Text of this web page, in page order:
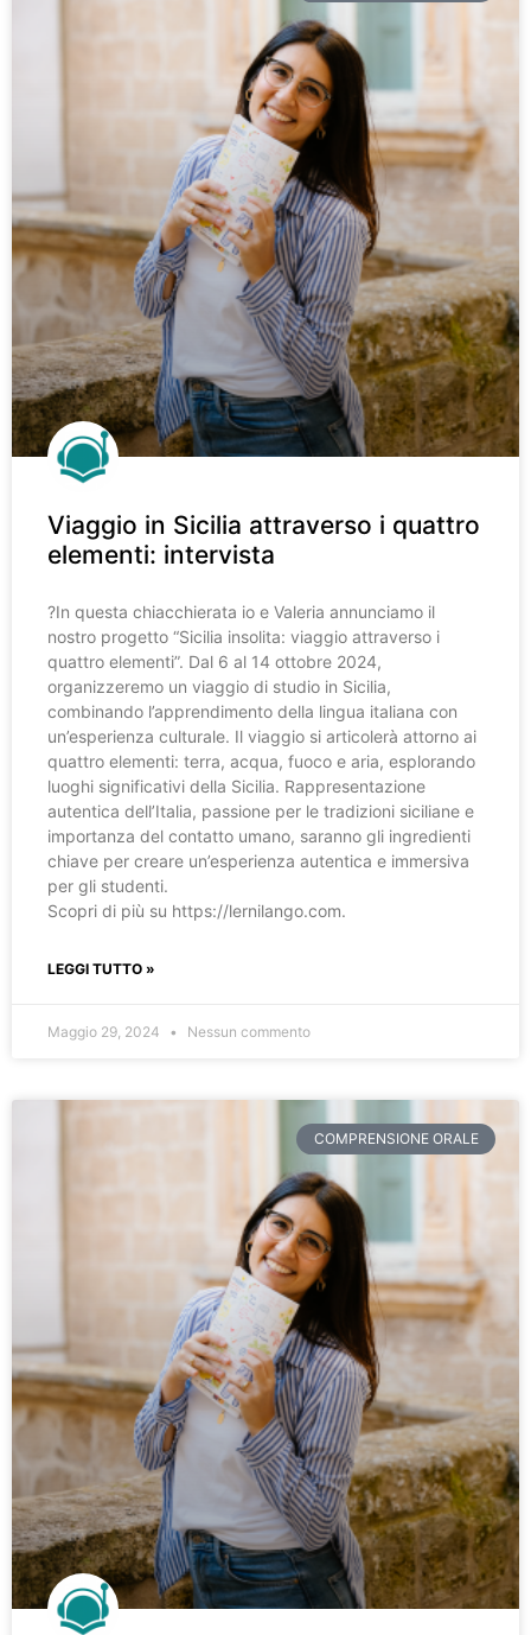
Viaggio in Sicilia attraverso i quattro
elementi: intervista
?️In questa chiacchierata io e Valeria annunciamo il
nostro progetto “Sicilia insolita: viaggio attraverso i
quattro elementi”. Dal 6 al 14 ottobre 2024,
organizzeremo un viaggio di studio in Sicilia,
combinando l’apprendimento della lingua italiana con
un’esperienza culturale. Il viaggio si articolerà attorno ai
quattro elementi: terra, acqua, fuoco e aria, esplorando
luoghi significativi della Sicilia. Rappresentazione
autentica dell’Italia, passione per le tradizioni siciliane e
importanza del contatto umano, saranno gli ingredienti
chiave per creare un’esperienza autentica e immersiva
per gli studenti.
Scopri di più su https://lernilango.com.
LEGGI TUTTO »
Maggio 29, 2024 Nessun commento
COMPRENSIONE ORALE